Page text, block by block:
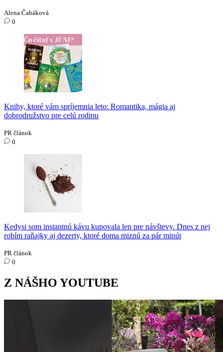
Alena Čabáková
0
Knihy, ktoré vám spríjemnia leto: Romantika, mágia aj
dobrodružstvo pre celú rodinu
PR článok
0
Kedysi som instantnú kávu kupovala len pre návštevy. Dnes z nej
robím raňajky aj dezerty, ktoré doma miznú za pár minút
PR článok
0
Z NÁŠHO YOUTUBE